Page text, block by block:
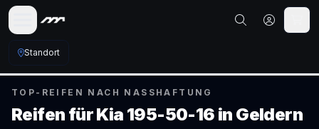
Standort
TOP-REIFEN NACH NASSHAFTUNG
Reifen fürKia 195-50-16 in Geldern